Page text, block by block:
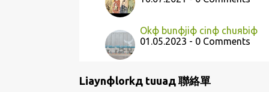
Okф bunфjiф cinф chuяbiф
01.05.2023 - 0 Comments
Liaynфlorkд tuuaд 聯絡單